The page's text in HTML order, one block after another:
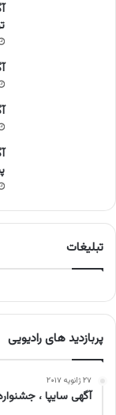
تبلیغات
پربازدید های رادیویی
۲۷ ژانویه ۲۰۱۷
آگهی سایپا ،